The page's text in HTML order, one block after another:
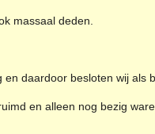
massaal deden.
daardoor besloten wij als
en alleen nog bezig